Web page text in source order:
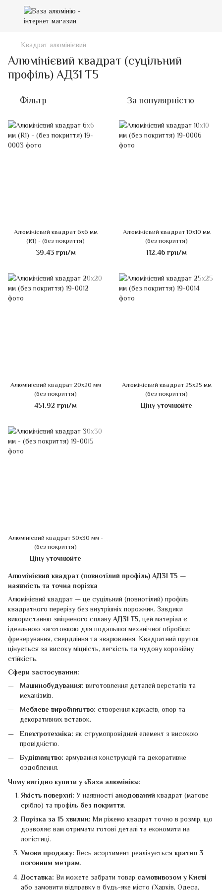
Квадрат алюмінієвий
Алюмінієвий квадрат (суцільний
профіль) АД31 Т5
Фільтр За популярністю
Алюмінієвий квадрат 6х6 мм
(R1) - (без покриття)
39.43 грн/м
Алюмінієвий квадрат 10х10 мм
(без покриття)
112.46 грн/м
Алюмінієвий квадрат 20х20 мм
(без покриття)
451.92 грн/м
Алюмінієвий квадрат 25х25 мм
(без покриття)
Ціну уточнюйте
Алюмінієвий квадрат 30х30 мм -
(без покриття)
Ціну уточнюйте
Алюмінієвий квадрат (повнотілий профіль) АД31 Т5 —
наявність та точна порізка
Алюмінієвий квадрат — це суцільний (повнотілий) профіль
квадратного перерізу без внутрішніх порожнин. Завдяки
використанню зміцненого сплаву АД31 Т5, цей матеріал є
ідеальною заготовкою для подальшої механічної обробки:
фрезерування, свердління та зварювання. Квадратний пруток
цінується за високу міцність, легкість та чудову корозійну
стійкість.
Сфери застосування:
Машинобудування: виготовлення деталей верстатів та
механізмів.
Меблеве виробництво: створення каркасів, опор та
декоративних вставок.
Електротехніка: як струмопровідний елемент з високою
провідністю.
Будівництво: армування конструкцій та декоративне
оздоблення.
Чому вигідно купити у «База алюмінію»:
Якість поверхні: У наявності анодований квадрат (матове
срібло) та профіль без покриття.
Порізка за 15 хвилин: Ми ріжемо квадрат точно в розмір, що
дозволяє вам отримати готові деталі та економити на
логістиці.
Умови продажу: Весь асортимент реалізується кратно 3
погонним метрам.
Доставка: Ви можете забрати товар самовивозом у Києві
або замовити відправку в будь-яке місто (Харків, Одеса,